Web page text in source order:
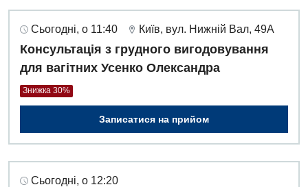
Сьогодні, о 11:40 Київ, вул. Нижній Вал, 49А
Консультація з грудного вигодовування
для вагітних Усенко Олександра
Знижка 30%
Записатися на прийом
Сьогодні, о 12:20